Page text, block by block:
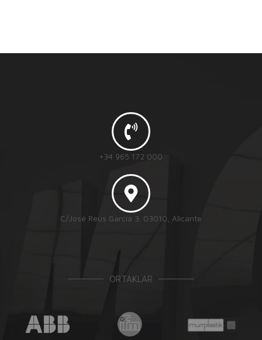
+34 965 172 000
C/José Reus García 3. 03010, Alicante
ORTAKLAR